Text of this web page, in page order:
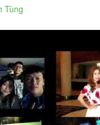
HỘI...
Tùng